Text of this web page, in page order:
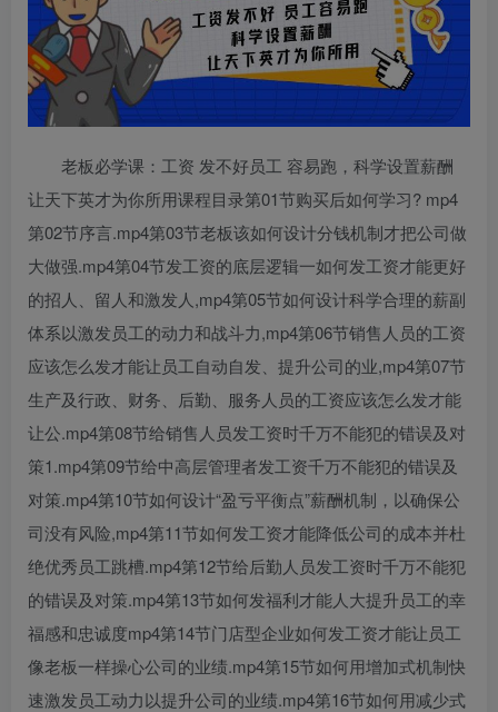
老板必学课：工资 发不好员工 容易跑，科学设置薪酬
让天下英才为你所用课程目录第01节购买后如何学习? mp4
第02节序言.mp4第03节老板该如何设计分钱机制才把公司做
大做强.mp4第04节发工资的底层逻辑一如何发工资才能更好
的招人、留人和激发人,mp4第05节如何设计科学合理的薪副
体系以激发员工的动力和战斗力,mp4第06节销售人员的工资
应该怎么发才能让员工自动自发、提升公司的业,mp4第07节
生产及行政、财务、后勤、服务人员的工资应该怎么发才能
让公.mp4第08节给销售人员发工资时千万不能犯的错误及对
策1.mp4第09节给中高层管理者发工资千万不能犯的错误及
对策.mp4第10节如何设计“盈亏平衡点”薪酬机制，以确保公
司没有风险,mp4第11节如何发工资才能降低公司的成本并杜
绝优秀员工跳槽.mp4第12节给后勤人员发工资时千万不能犯
的错误及对策.mp4第13节如何发福利才能人大提升员工的幸
福感和忠诚度mp4第14节门店型企业如何发工资才能让员工
像老板一样操心公司的业绩.mp4第15节如何用增加式机制快
速激发员工动力以提升公司的业绩.mp4第16节如何用减少式